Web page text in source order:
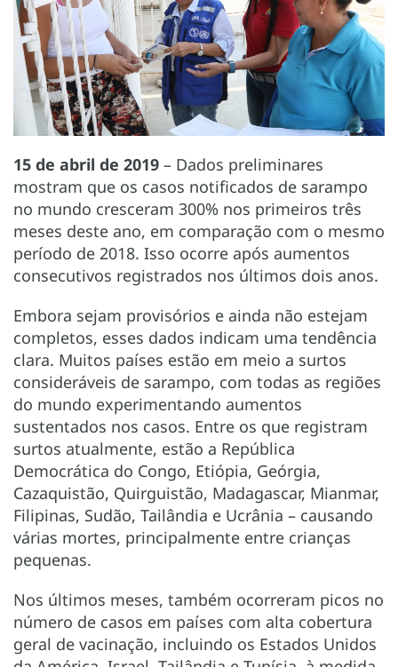
15 de abril de 2019 – Dados preliminares
mostram que os casos notificados de sarampo
no mundo cresceram 300% nos primeiros três
meses deste ano, em comparação com o mesmo
período de 2018. Isso ocorre após aumentos
consecutivos registrados nos últimos dois anos.
Embora sejam provisórios e ainda não estejam
completos, esses dados indicam uma tendência
clara. Muitos países estão em meio a surtos
consideráveis de sarampo, com todas as regiões
do mundo experimentando aumentos
sustentados nos casos. Entre os que registram
surtos atualmente, estão a República
Democrática do Congo, Etiópia, Geórgia,
Cazaquistão, Quirguistão, Madagascar, Mianmar,
Filipinas, Sudão, Tailândia e Ucrânia – causando
várias mortes, principalmente entre crianças
pequenas.
Nos últimos meses, também ocorreram picos no
número de casos em países com alta cobertura
geral de vacinação, incluindo os Estados Unidos